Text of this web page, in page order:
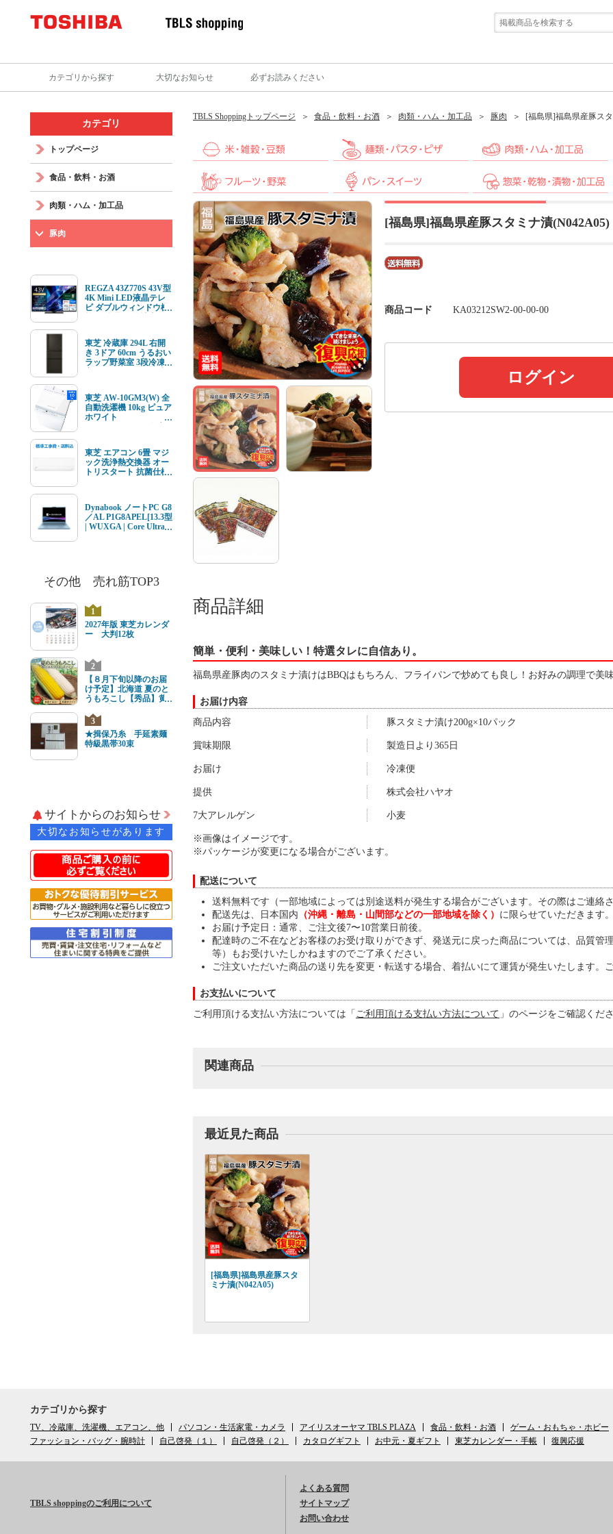
カテゴリから探す 大切なお知らせ 必ずお読みください
TBLS Shoppingトップページ 食品・飲料・お酒 肉類・ハム・加工品 豚肉 [福島県]福島県産豚ス
[福島県]福島県産豚スタミナ漬(N042A05)
商品コード KA03212SW2-00-00-00
ログイン
商品詳細
簡単・便利・美味しい！特選タレに自信あり。
福島県産豚肉のスタミナ漬けはBBQはもちろん、フライパンで炒めても良し！お好みの調理で
お届け内容
商品内容
豚スタミナ漬け200g×10パック
賞味期限 製造日より365日
お届け 冷凍便
提供 株式会社ハヤオ
7大アレルゲン 小麦
※画像はイメージです。
※パッケージが変更になる場合がございます。
配送について
送料無料です（一部地域によっては別途送料が発生する場合がございます。その際はご連絡
配送先は、日本国内 （沖縄・離島・山間部などの一部地域を除く） に限らせていただきます
お届け予定日：通常、ご注文後7〜10営業日前後。
配達時のご不在などお客様のお受け取りができず、発送元に戻った商品については、品質
等）もお受けいたしかねますのでご了承ください。
ご注文いただいた商品の送り先を変更・転送する場合、着払いにて運賃が発生いたします
お支払いについて
ご利用頂ける支払い方法については「 ご利用頂ける支払い方法について 」のページをご確認くだ
関連商品
最近見た商品
[福島県]福島県産豚スタ
ミナ漬(N042A05)
カテゴリ
トップページ
食品・飲料・お酒
肉類・ハム・加工品
豚肉
REGZA 43Z770S 43V型
4K Mini LED液晶テレ
ビ ダブルウィンドウ機
ルチューナー内蔵
東芝 冷蔵庫 294L 右開
き 3ドア 60cm うるおい
ラップ野菜室 3段冷凍
東芝 AW-10GM3(W) 全
自動洗濯機 10kg ピュア
ホワイト
東芝 エアコン 6畳 マジ
ック洗浄熱交換器 オー
トリスタート 抗菌仕様
ル 標準工事費込 単相
100V 15Aタイプ
Dynabook ノートPC G8
／AL P1G8APEL[13.3型
| WUXGA | Core Ultra 7
その他 売れ筋TOP3
1
2027年版 東芝カレンダ
ー 大判12枚
2
【８月下旬以降のお届
け予定】北海道 夏のと
うもろこし【秀品】黄
ズ3
★揖保乃糸 手延素麺
特級黒帯30束
サイトからのお知らせ
大切なお知らせがあります
カテゴリから探す
TV、冷蔵庫、洗濯機、エアコン、他 パソコン・生活家電・カメラ アイリスオーヤマ TBLS PLAZA 食品・飲料・お酒
ゲーム・おもちゃ・ホビー
ファッション・バッグ・腕時計
自己啓発（１） 自己啓発（２） カタログギフト お中元・夏ギフト 東芝カレンダー・手帳 復興応援
TBLS shoppingのご利用について
よくある質問
サイトマップ
お問い合わせ